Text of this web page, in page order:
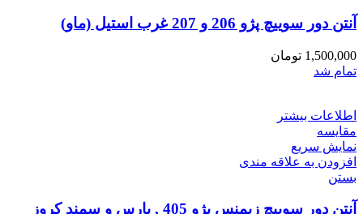
آنتن دور سوییچ پژو 206 و 207 غرب استیل (ماو)
1,500,000 تومان
تمام شد
اطلاعات بیشتر
مقایسه
نمایش سریع
افزودن به علاقه مندی
بستن
آنتن دور سوییچ زیمنس پژو 405 , پارس و سمند کروز